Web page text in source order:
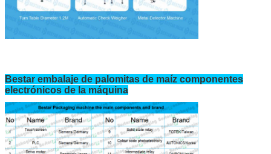
Bestar embalaje de palomitas de maíz componentes
electrónicos de la máquina